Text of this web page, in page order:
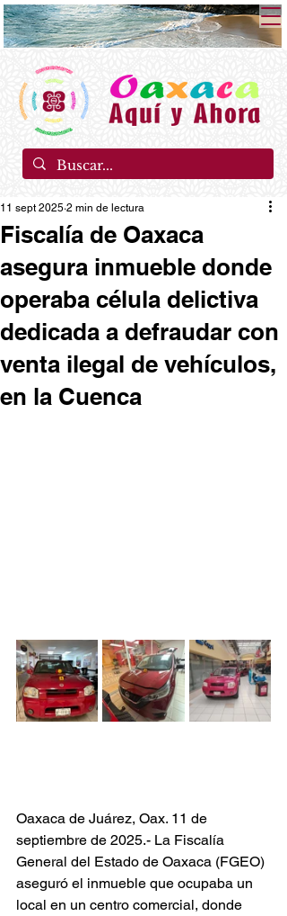
Fiscalía de Oaxaca
asegura inmueble donde
operaba célula delictiva
dedicada a defraudar con
venta ilegal de vehículos,
en la Cuenca
11 sept 2025 2 min de lectura
Oaxaca de Juárez, Oax. 11 de
septiembre de 2025.- La Fiscalía
General del Estado de Oaxaca (FGEO)
aseguró el inmueble que ocupaba un
local en un centro comercial, donde